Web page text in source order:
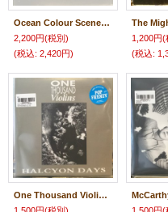
Ocean Colour Scene / Yesterday Today
2,200円(税別)
(税込: 2,420円)
1,200円(
(税込:
One Thousand Violins / Halcyon Days